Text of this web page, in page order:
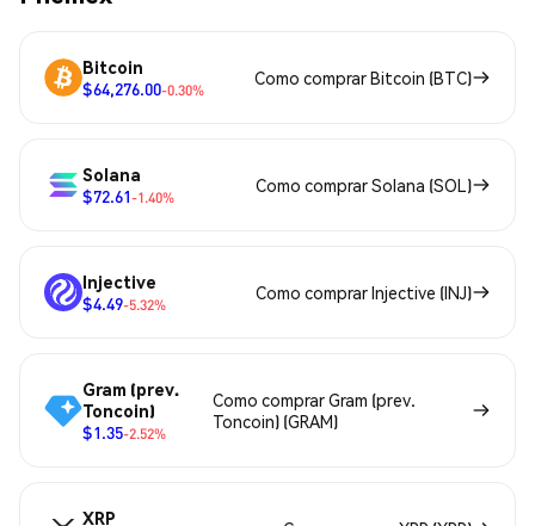
Bitcoin
$64,276.00-0.30%
Como comprar Bitcoin (BTC)
Solana
$72.61-1.40%
Como comprar Solana (SOL)
Injective
$4.49-5.32%
Como comprar Injective (INJ)
Gram (prev.
Toncoin)
$1.35-2.52%
Como comprar Gram (prev.
Toncoin) (GRAM)
XRP